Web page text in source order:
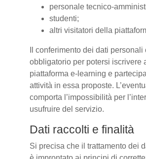
personale tecnico-
studenti;
altri visitatori della
Il conferimento dei dati personali
obbligatorio per potersi iscrivere
piattaforma e-learning e
attività in essa proposte.
comporta l’impossibilità per
usufruire del servizio.
Dati raccolti e finalità
Si precisa che il trattamento dei